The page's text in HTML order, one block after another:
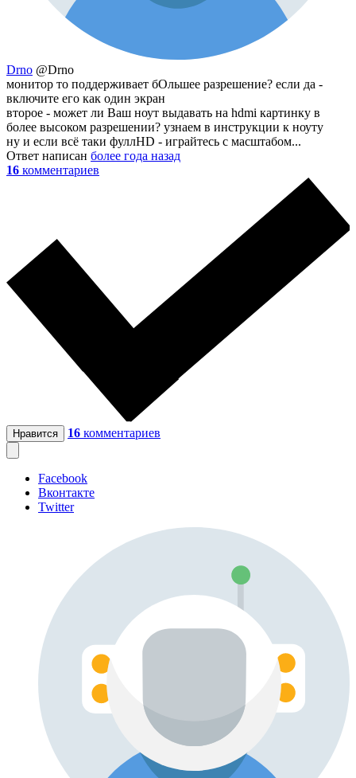
Drno @Drno
монитор то поддерживает бОльшее разрешение? если да -
включите его как один экран
второе - может ли Ваш ноут выдавать на hdmi картинку в
более высоком разрешении? узнаем в инструкции к ноуту
ну и если всё таки фуллHD - играйтесь с масштабом...
Ответ написан более года назад
16 комментариев
Нравится 16 комментариев
Facebook
Вконтакте
Twitter